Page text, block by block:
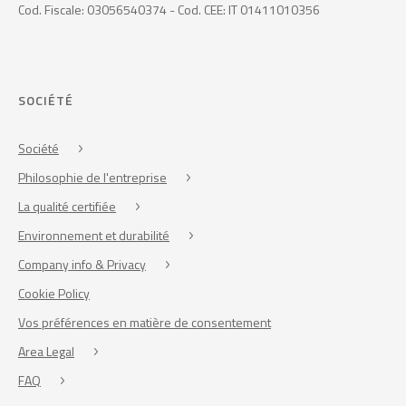
Cod. Fiscale: 03056540374 - Cod. CEE: IT 01411010356
SOCIÉTÉ
Société
Philosophie de l'entreprise
La qualité certifiée
Environnement et durabilité
Company info & Privacy
Cookie Policy
Vos préférences en matière de consentement
Area Legal
FAQ